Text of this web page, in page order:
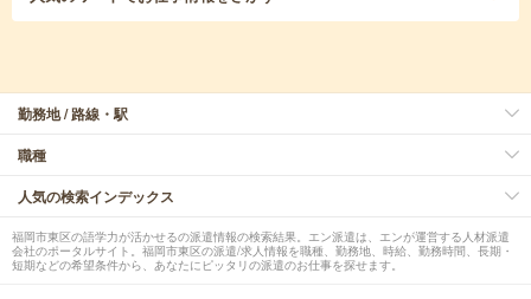
勤務地 / 路線・駅
職種
人気の検索インデックス
福岡市東区の語学力が活かせるの派遣情報の検索結果。エン派遣は、エンが運営する人材派遣
会社のポータルサイト。福岡市東区の派遣/求人情報を職種、勤務地、時給、勤務時間、長期・
短期などの希望条件から、あなたにピッタリの派遣のお仕事を探せます。